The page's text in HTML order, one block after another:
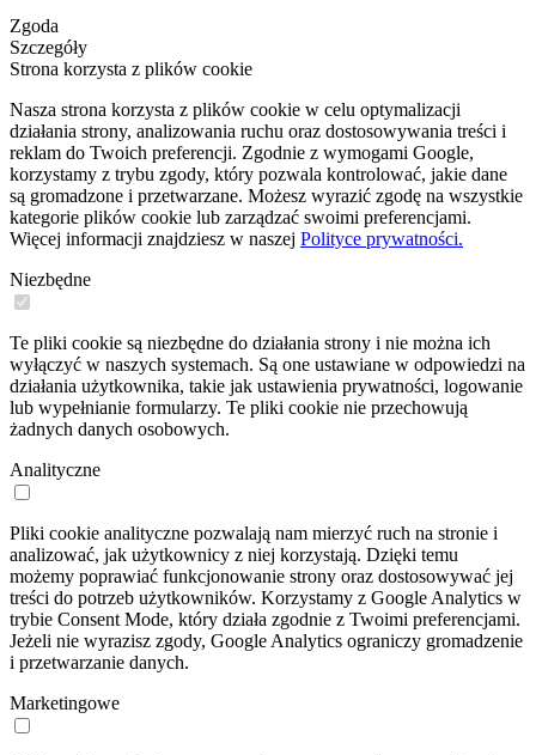
Zgoda
Szczegóły
Strona korzysta z plików cookie
Nasza strona korzysta z plików cookie w celu optymalizacji
działania strony, analizowania ruchu oraz dostosowywania treści i
reklam do Twoich preferencji. Zgodnie z wymogami Google,
korzystamy z trybu zgody, który pozwala kontrolować, jakie dane
są gromadzone i przetwarzane. Możesz wyrazić zgodę na wszystkie
kategorie plików cookie lub zarządzać swoimi preferencjami.
Więcej informacji znajdziesz w naszej Polityce prywatności.
Niezbędne
Te pliki cookie są niezbędne do działania strony i nie można ich
wyłączyć w naszych systemach. Są one ustawiane w odpowiedzi na
działania użytkownika, takie jak ustawienia prywatności, logowanie
lub wypełnianie formularzy. Te pliki cookie nie przechowują
żadnych danych osobowych.
Analityczne
Pliki cookie analityczne pozwalają nam mierzyć ruch na stronie i
analizować, jak użytkownicy z niej korzystają. Dzięki temu
możemy poprawiać funkcjonowanie strony oraz dostosowywać jej
treści do potrzeb użytkowników. Korzystamy z Google Analytics w
trybie Consent Mode, który działa zgodnie z Twoimi preferencjami.
Jeżeli nie wyrazisz zgody, Google Analytics ograniczy gromadzenie
i przetwarzanie danych.
Marketingowe